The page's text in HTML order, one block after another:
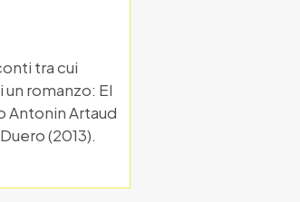
tra cui
romanzo: El
Antonin Artaud
(2013).